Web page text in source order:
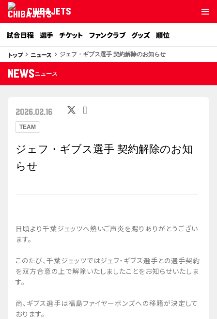
CHIBAJETS
試合日程 選手 チケット ファンクラブ グッズ 順位
トップkeyboard_arrow_right ニュース keyboard_arrow_right ジェフ・ギブス選手 契約解除のお知らせ
NEWSニュース
TEAM
2026.02.16
ジェフ・ギブス選手 契約解除のお知
らせ
日頃より千葉ジェッツへ熱いご声炎を賜りありがとうござい
ます。
このたび、千葉ジェッツではジェフ・ギブス選手との選手契約
を双方合意の上で解除いたしましたことをお知らせいたしま
す。
尚、ギブス選手は福島ファイヤーボンズへの移籍が決定して
おります。